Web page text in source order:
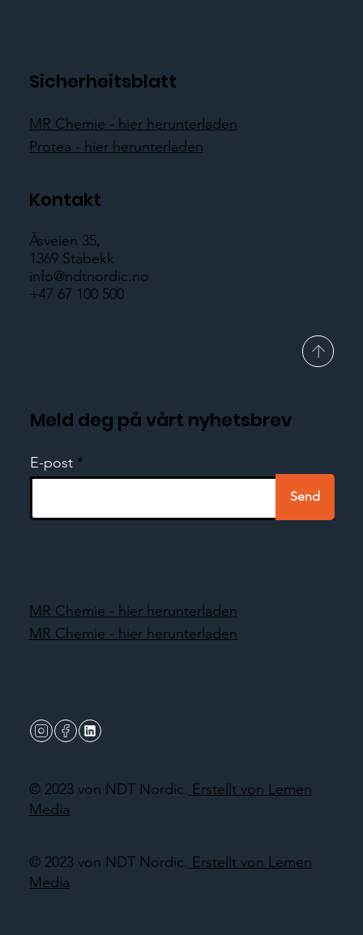
Sicherheitsblatt
MR Chemie - hier herunterladen
Protea - hier herunterladen
Kontakt
Åsveien 35,
1369 Stabekk
info@ndtnordic.no
+47 67 100 500
© 2023 von NDT Nordic. Erstellt von Lemen
Media
Meld deg på vårt nyhetsbrev
E-post
Send
© 2023 von NDT Nordic. Erstellt von Lemen
Media
MR Chemie - hier herunterladen
MR Chemie - hier herunterladen